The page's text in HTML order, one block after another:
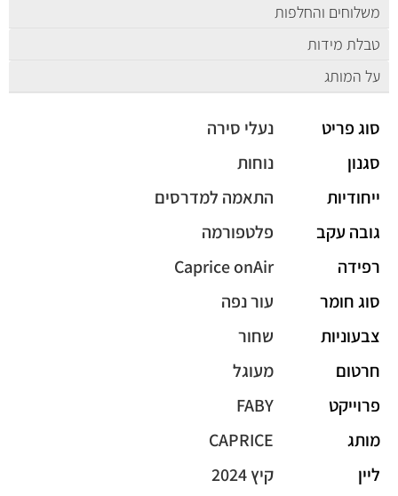
משלוחים והחלפות
טבלת מידות
על המותג
סוג פריט
נעלי סירה
סגנון
נוחות
ייחודיות
התאמה למדרסים
גובה עקב
פלטפורמה
רפידה
Caprice onAir
סוג חומר
עור נפה
צבעוניות
שחור
חרטום
מעוגל
פרוייקט
FABY
מותג
CAPRICE
ליין
קיץ 2024